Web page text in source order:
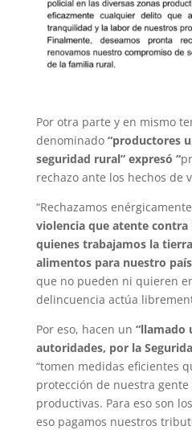
Por otra parte y en mismo
denominado “productores
seguridad rural” expresó “
rechazo ante los hechos de
“Rechazamos enérgicamente
violencia que atente
quienes trabajamos la
alimentos para nuestro
que no pueden ni quieren
delincuencia actúa
Por eso, hacen un “llamado
autoridades, por la
“tomen medidas eficientes
protección de nuestra gente
productivas. Para eso son
eso pagamos nuestros